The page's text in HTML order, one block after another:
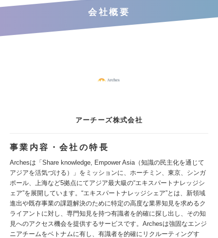
会社概要
アーチーズ株式会社
事業内容・会社の特長
Archesは「Share knowledge, Empower Asia（知識の民主化を通じて
アジアを活気づける）」をミッションに、ホーチミン、東京、シンガ
ポール、上海など5拠点にてアジア最大級の“エキスパートナレッジシ
ェア”を展開しています。“エキスパートナレッジシェア”とは、新領域
進出や既存事業の課題解決のために特定の高度な業界知見を求めるク
ライアントに対し、専門知見を持つ有識者を的確に探し出し、その知
見へのアクセス機会を提供するサービスです。Archesは強固なエンジ
ニアチームをベトナムに有し、有識者を的確にリクルーティングす